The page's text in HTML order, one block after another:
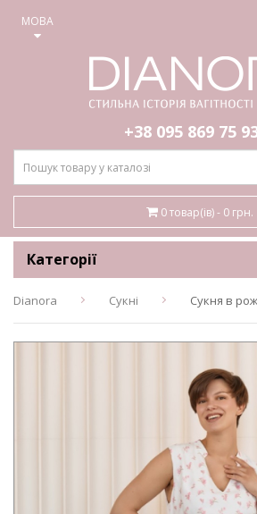
МОВА
+38 095 869 75
0 товар(ів) - 0 грн.
Категорії
Dianora Сукні Сукня в